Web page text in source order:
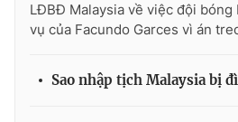
LĐBĐ Malaysia về việc đội bóng
vụ của Facundo Garces vì án
Sao nhập tịch Malaysia bị